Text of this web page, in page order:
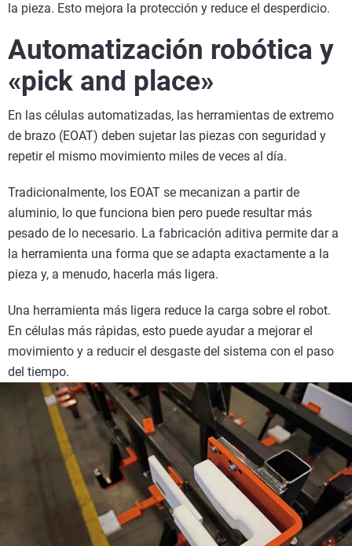
la pieza. Esto mejora la protección y reduce el desperdicio.
Automatización robótica y
«pick and place»
En las células automatizadas, las herramientas de extremo
de brazo (EOAT) deben sujetar las piezas con seguridad y
repetir el mismo movimiento miles de veces al día.
Tradicionalmente, los EOAT se mecanizan a partir de
aluminio, lo que funciona bien pero puede resultar más
pesado de lo necesario. La fabricación aditiva permite dar a
la herramienta una forma que se adapta exactamente a la
pieza y, a menudo, hacerla más ligera.
Una herramienta más ligera reduce la carga sobre el robot.
En células más rápidas, esto puede ayudar a mejorar el
movimiento y a reducir el desgaste del sistema con el paso
del tiempo.